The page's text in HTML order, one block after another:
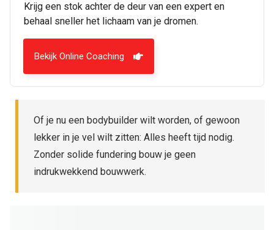
Krijg een stok achter de deur van een expert en
behaal sneller het lichaam van je dromen.
Bekijk Online Coaching
Of je nu een bodybuilder wilt worden, of gewoon
lekker in je vel wilt zitten: Alles heeft tijd nodig.
Zonder solide fundering bouw je geen
indrukwekkend bouwwerk.